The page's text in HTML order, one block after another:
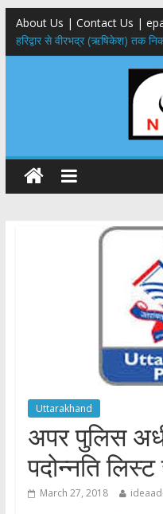
About Us | Contact Us |
​हरिद्वार से वीरभद्र (ऋषिकेश) तक
सूर्या ने की देश व प्रदेशवासियों के
नंदा की चौकी पुल हादसा: PWD के
मुख्यमंत्री ने 9 लाख 87 हजार17
राष्ट्रीय हथकरघा दिवस पर
कारीगरों को किया सम्मानित
​धामी कैबिनेट का बड़ा फैसला:
हरिद्वार तक होगा विस्तार
Uttarakhand
अपर पुलिस
पदोन्नति लिस्ट
March 27, 2018